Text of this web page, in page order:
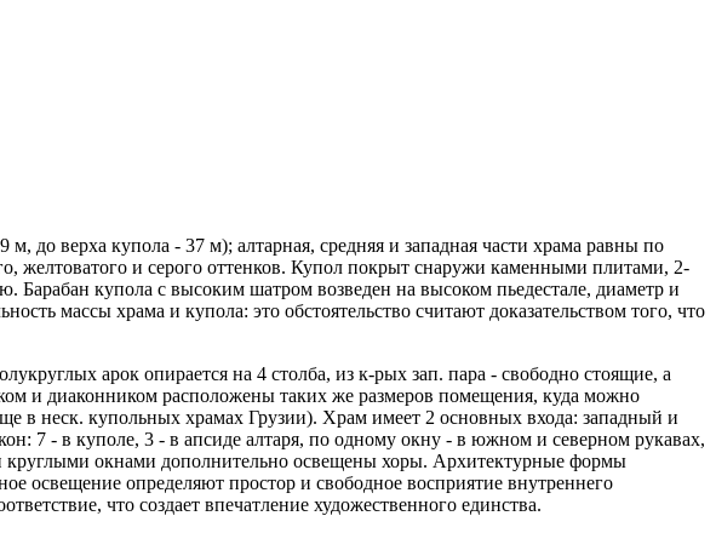
до верха купола - 37 м); алтарная, средняя и западная части храма равны по
желтоватого и серого оттенков. Купол покрыт снаружи каменными плитами, 2-
купола с высоким шатром возведен на высоком пьедестале, диаметр и
массы храма и купола: это обстоятельство считают доказательством того, что
арок опирается на 4 столба, из к-рых зап. пара - свободно стоящие, а
и диаконником расположены таких же размеров помещения, куда можно
в неск. купольных храмах Грузии). Храм имеет 2 основных входа: западный и
7 - в куполе, 3 - в апсиде алтаря, по одному окну - в южном и северном рукавах,
круглыми окнами дополнительно освещены хоры. Архитектурные формы
освещение определяют простор и свободное восприятие внутреннего
что создает впечатление художественного единства.